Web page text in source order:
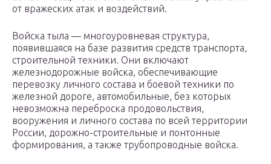
от вражеских атак и воздействий.
Войска тыла — многоуровневая структура,
появившаяся на базе развития средств транспорта,
строительной техники. Они включают
железнодорожные войска, обеспечивающие
перевозку личного состава и боевой техники по
железной дороге, автомобильные, без которых
невозможна переброска продовольствия,
вооружения и личного состава по всей территории
России, дорожно-строительные и понтонные
формирования, а также трубопроводные войска.